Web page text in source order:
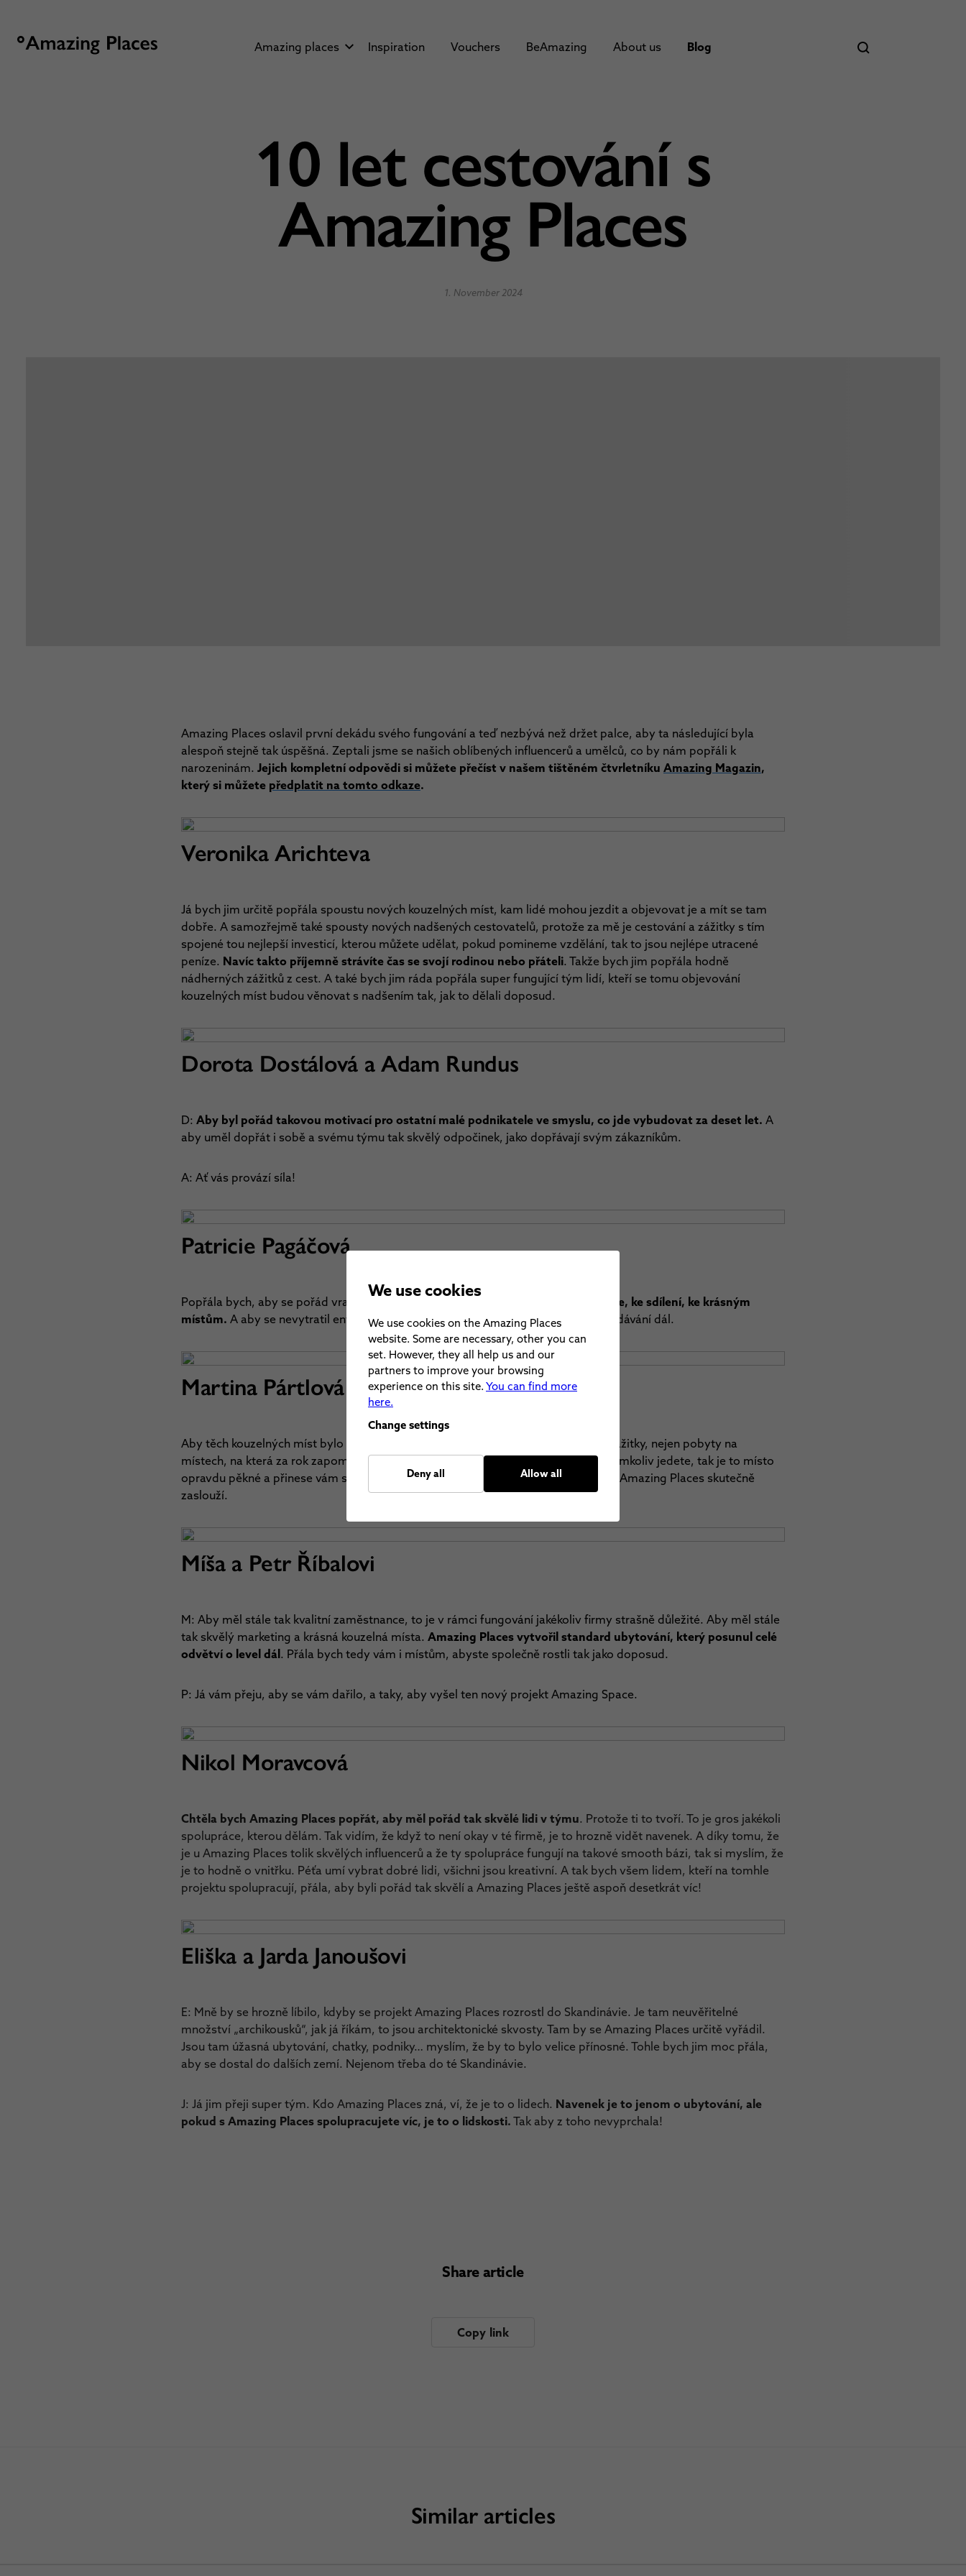
Amazing places Inspiration Vouchers BeAmazing About us Blog
10 let cestování s
Amazing Places
1. November 2024
Amazing Places oslavil první dekádu svého fungování a teď nezbývá než držet palce, aby ta následující byla
alespoň stejně tak úspěšná. Zeptali jsme se našich oblíbených influencerů a umělců, co by nám popřáli k
narozeninám. Jejich kompletní odpovědi si můžete přečíst v našem tištěném čtvrletníku Amazing Magazin,
který si můžete předplatit na tomto odkaze.
Veronika Arichteva
Já bych jim určitě popřála spoustu nových kouzelných míst, kam lidé mohou jezdit a objevovat je a mít se tam
dobře. A samozřejmě také spousty nových nadšených cestovatelů, protože za mě je cestování a zážitky s tím
spojené tou nejlepší investicí, kterou můžete udělat, pokud pomineme vzdělání, tak to jsou nejlépe utracené
peníze. Navíc takto příjemně strávíte čas se svojí rodinou nebo přáteli. Takže bych jim popřála hodně
nádherných zážitků z cest. A také bych jim ráda popřála super fungující tým lidí, kteří se tomu objevování
kouzelných míst budou věnovat s nadšením tak, jak to dělali doposud.
Dorota Dostálová a Adam Rundus
D: Aby byl pořád takovou motivací pro ostatní malé podnikatele ve smyslu, co jde vybudovat za deset let. A
aby uměl dopřát i sobě a svému týmu tak skvělý odpočinek, jako dopřávají svým zákazníkům.
A: Ať vás provází síla!
Patricie Pagáčová
Popřála bych, aby se pořád vracel ke kořenům toho, kde to všechno začalo.
K lásce, ke sdílení, ke krásným
místům. A aby se nevytratil entuziasmus z objevování krásných míst a z jejich předávání dál.
Martina Pártlová
Aby těch kouzelných míst bylo čím dál tím víc a aby si lidé dopřávali ty kouzelné zážitky, nejen pobyty na
místech, na která za rok zapomenou.
S Amazing se prostě nemůžete seknout
, kamkoliv jedete, tak je to místo
opravdu pěkné a přinese vám skutečný zážitek, takže každé to místo si tu nálepku Amazing Places skutečně
zaslouží.
Míša a Petr Říbalovi
M: Aby měl stále tak kvalitní zaměstnance, to je v rámci fungování jakékoliv firmy strašně důležité. Aby měl stále
tak skvělý marketing a krásná kouzelná místa. Amazing Places vytvořil standard ubytování, který posunul celé
odvětví o level dál . Přála bych tedy vám i místům, abyste společně rostli tak jako doposud.
P: Já vám přeju, aby se vám dařilo, a taky, aby vyšel ten nový projekt Amazing Space.
Nikol Moravcová
Chtěla bych Amazing Places popřát, aby měl pořád tak skvělé lidi v týmu. Protože ti to tvoří. To je gros jakékoli
spolupráce, kterou dělám. Tak vidím, že když to není okay v té firmě, je to hrozně vidět navenek. A díky tomu, že
je u Amazing Places tolik skvělých influencerů a že ty spolupráce fungují na takové smooth bázi, tak si myslím, že
je to hodně o vnitřku. Péťa umí vybrat dobré lidi, všichni jsou kreativní. A tak bych všem lidem, kteří na tomhle
projektu spolupracují, přála, aby byli pořád tak skvělí a Amazing Places ještě aspoň desetkrát víc!
Eliška a Jarda Janoušovi
E: Mně by se hrozně líbilo, kdyby se projekt Amazing Places rozrostl do Skandinávie. Je tam neuvěřitelné
množství „archikousků“, jak já říkám, to jsou architektonické skvosty. Tam by se Amazing Places určitě vyřádil.
Jsou tam úžasná ubytování, chatky, podniky… myslím, že by to bylo velice přínosné. Tohle bych jim moc přála,
aby se dostal do dalších zemí. Nejenom třeba do té Skandinávie.
J: Já jim přeji super tým. Kdo Amazing Places zná, ví, že je to o lidech. Navenek je to jenom o ubytování, ale
pokud s Amazing Places spolupracujete víc, je to o lidskosti.Tak aby z toho nevyprchala!
Share article
Copy link
Similar articles
We use cookies
We use cookies on the Amazing Places
website. Some are necessary, other you can
set. However, they all help us and our
partners to improve your browsing
experience on this site. You can find more
here.
Change settings
Deny all Allow all